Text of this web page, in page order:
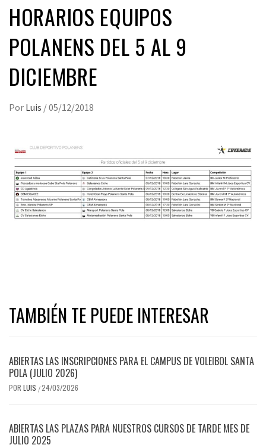
HORARIOS EQUIPOS
POLANENS DEL 5 AL 9
DICIEMBRE
Por Luis /05/12/2018
TAMBIÉN TE PUEDE INTERESAR
ABIERTAS LAS INSCRIPCIONES PARA EL CAMPUS DE VOLEIBOL SANTA
POLA (JULIO 2026)
POR LUIS /24/03/2026
ABIERTAS LAS PLAZAS PARA NUESTROS CURSOS DE TARDE MES DE
JULIO 2025